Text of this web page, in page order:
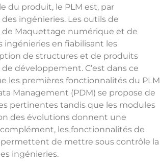
du produit, le PLM est, par
ingénieries. Les outils de
de Maquettage numérique et de
ingénieries en fiabilisant les
de structures et de produits
développement. C’est dans ce
les premières fonctionnalités du PLM
Management (PDM) se propose de
pertinentes tandis que les modules
des évolutions donnent une
les fonctionnalités de
de mettre sous contrôle la
ingénieries.